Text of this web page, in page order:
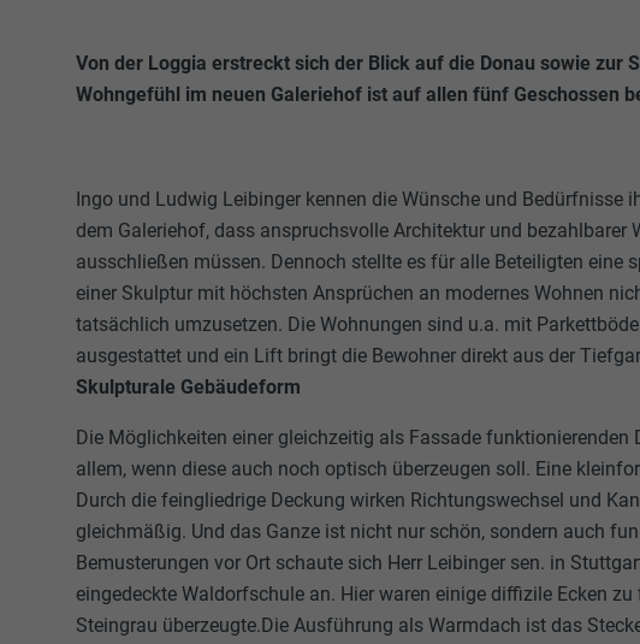
Von der Loggia erstreckt sich der Blick auf die Donau sowie zur
Wohngefühl im neuen Galeriehof ist auf allen fünf Geschossen
Ingo und Ludwig Leibinger kennen die Wünsche und Bedürfnisse
dem Galeriehof, dass anspruchsvolle Architektur und bezahlbarer
ausschließen müssen. Dennoch stellte es für alle Beteiligten eine
einer Skulptur mit höchsten Ansprüchen an modernes Wohnen
tatsächlich umzusetzen. Die Wohnungen sind u.a. mit
ausgestattet und ein Lift bringt die Bewohner direkt aus der
Skulpturale Gebäudeform
Die Möglichkeiten einer gleichzeitig als Fassade funktionierenden
allem, wenn diese auch noch optisch überzeugen soll. Eine
Durch die feingliedrige Deckung wirken Richtungswechsel und
gleichmäßig. Und das Ganze ist nicht nur schön, sondern auch
Bemusterungen vor Ort schaute sich Herr Leibinger sen. in
eingedeckte Waldorfschule an. Hier waren einige diffizile Ecken zu
Steingrau überzeugte.Die Ausführung als Warmdach ist das